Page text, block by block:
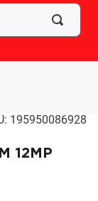
: 195950086928
12MP